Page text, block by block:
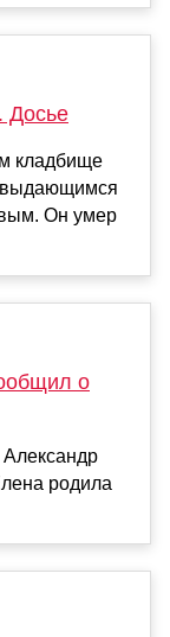
Досье
кладбище
выдающимся
Он умер
о
Александр
родила